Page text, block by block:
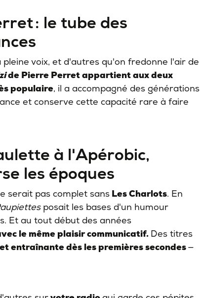
: le tube des
pleine voix, et d'autres qu'on fredonne l'air de
de Pierre Perret appartient aux deux
populaire, il a accompagné des générations
et conserve cette capacité rare à faire
à l'Apérobic,
les époques
serait pas complet sans Les Charlots. En
posait les bases d'un humour
Et au tout début des années
le même plaisir communicatif. Des titres
entraînante dès les premières secondes—